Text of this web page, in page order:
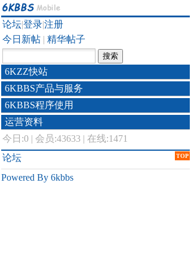
论坛|登录|注册
今日新帖 | 精华帖子
6KZZ快站
6KBBS产品与服务
6KBBS程序使用
运营资料
今日:0 | 会员:43633 | 在线:1471
TOP
论坛
Powered By 6kbbs